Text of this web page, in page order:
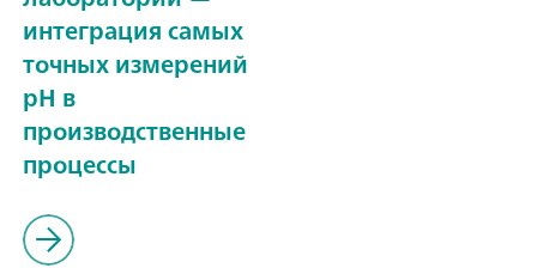
интеграция самых
точных измерений
pH в
производственные
процессы